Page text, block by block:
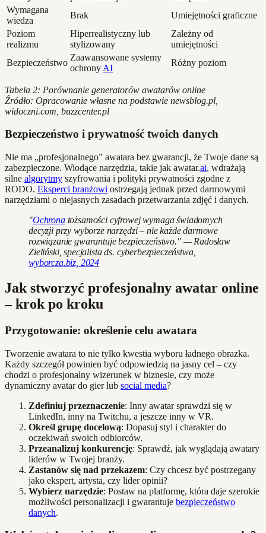
Wymagana
wiedza
Brak
Umiejętności graficzne
Poziom
realizmu
Hiperrealistyczny lub
stylizowany
Zależny od
umiejętności
Bezpieczeństwo
Zaawansowane systemy
ochrony AI
Różny poziom
Tabela 2: Porównanie generatorów awatarów online
Źródło: Opracowanie własne na podstawie newsblog.pl,
widoczni.com, buzzcenter.pl
Bezpieczeństwo i prywatność twoich danych
Nie ma „profesjonalnego” awatara bez gwarancji, że Twoje dane są
zabezpieczone. Wiodące narzędzia, takie jak awatar.ai, wdrażają
silne algorytmy szyfrowania i polityki prywatności zgodne z
RODO. Eksperci branżowi ostrzegają jednak przed darmowymi
narzędziami o niejasnych zasadach przetwarzania zdjęć i danych.
"Ochronatożsamości cyfrowej wymaga świadomych
decyzji przy wyborze narzędzi – nie każde darmowe
rozwiązanie gwarantuje bezpieczeństwo." — Radosław
Zieliński, specjalista ds. cyberbezpieczeństwa,
wyborcza.biz, 2024
Jak stworzyć profesjonalny awatar online
– krok po kroku
Przygotowanie: określenie celu awatara
Tworzenie awatara to nie tylko kwestia wyboru ładnego obrazka.
Każdy szczegół powinien być odpowiedzią na jasny cel – czy
chodzi o profesjonalny wizerunek w biznesie, czy może
dynamiczny avatar do gier lub social media?
Zdefiniuj przeznaczenie: Inny awatar sprawdzi się w
LinkedIn, inny na Twitchu, a jeszcze inny w VR.
Określ grupę docelową: Dopasuj styl i charakter do
oczekiwań swoich odbiorców.
Przeanalizuj konkurencję: Sprawdź, jak wyglądają awatary
liderów w Twojej branży.
Zastanów się nad przekazem: Czy chcesz być postrzegany
jako ekspert, artysta, czy lider opinii?
Wybierz narzędzie: Postaw na platformę, która daje szerokie
możliwości personalizacji i gwarantuje bezpieczeństwo
danych.